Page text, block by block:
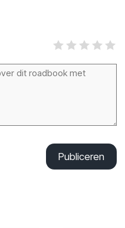
Publiceren